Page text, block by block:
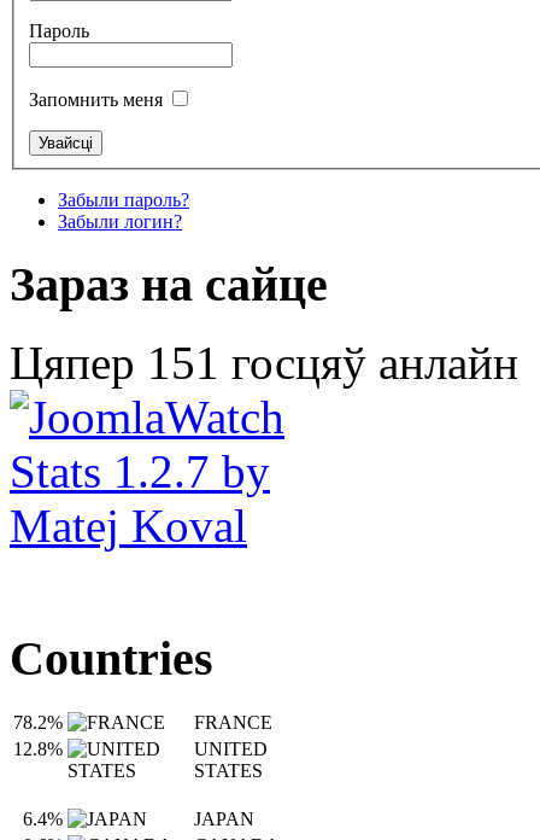
Пароль
Запомнить меня
Забыли пароль?
Забыли логин?
Зараз на сайце
Цяпер 151 госцяў анлайн
Countries
78.2%
FRANCE
12.8%
UNITED
STATES
6.4%
JAPAN